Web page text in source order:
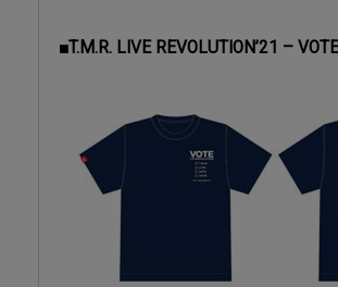
■T.M.R. LIVE REVOLUTION’21 –